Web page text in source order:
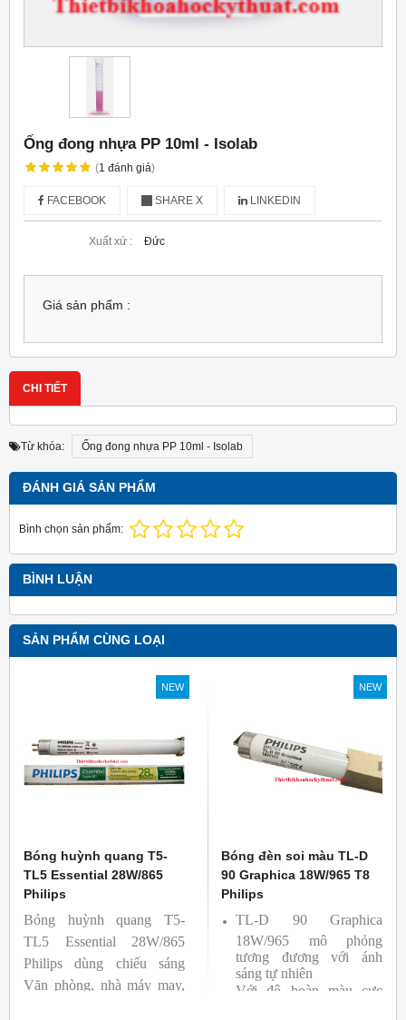
Ống đong nhựa PP 10ml - Isolab
(1 đánh giá)
FACEBOOK SHARE X LINKEDIN
Xuất xứ : Đức
Giá sản phẩm :
CHI TIẾT
Từ khóa: Ống đong nhựa PP 10ml - Isolab
ĐÁNH GIÁ SẢN PHẨM
Bình chọn sản phẩm:
BÌNH LUẬN
SẢN PHẨM CÙNG LOẠI
NEW
Bóng huỳnh quang T5-
TL5 Essential 28W/865
Philips
Bóng huỳnh quang T5-
TL5 Essential 28W/865
Philips dùng chiếu sáng
Văn phòng, nhà máy may,
NEW
Bóng đèn soi màu TL-D
90 Graphica 18W/965 T8
Philips
TL-D 90 Graphica
18W/965 mô phỏng
tương đương với ánh
sáng tự nhiên
Với độ hoàn màu cực